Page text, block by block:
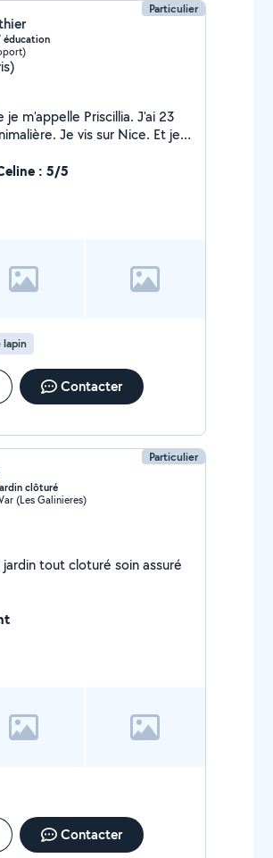
Particulier
éducation
m'appelle Priscillia. J'ai 23
Je vis sur Nice. Et je
N'hésitez pas à
avec plaisir !
: 5/5
lapin
Contacter
Particulier
clôturé
(Les Galinieres)
bonjour garde animeaux jardin tout cloturé soin assuré
Contacter